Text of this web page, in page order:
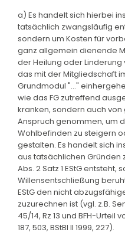
a) Es handelt sich hierbei
tatsächlich zwangsläufig
sondern um Kosten für
ganz allgemein dienende
der Heilung oder
das mit der Mitgliedschaft
Grundmodul "..."
wie das FG zutreffend
kranken, sondern auch
Anspruch genommen, um
Wohlbefinden zu steigern
gestalten. Es handelt sich
aus tatsächlichen Gründen
Abs. 2 Satz 1 EStG
Willensentschließung
EStG den nicht
zuzurechnen ist (vgl. z.B.
45/14, Rz 13 und BFH-Urteil
187, 503, BStBl II 1999, 227).